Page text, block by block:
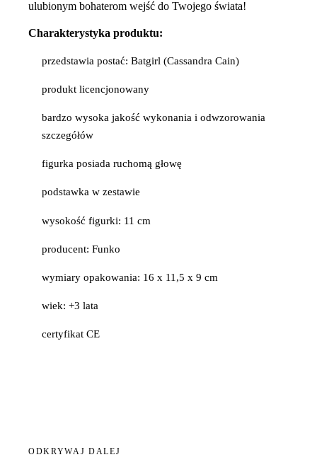
ulubionym bohaterom wejść do Twojego świata!
Charakterystyka produktu:
przedstawia postać: Batgirl (Cassandra Cain)
produkt licencjonowany
bardzo wysoka jakość wykonania i odwzorowania
szczegółów
figurka posiada ruchomą głowę
podstawka w zestawie
wysokość figurki: 11 cm
producent: Funko
wymiary opakowania: 16 x 11,5 x 9 cm
wiek: +3 lata
certyfikat CE
ODKRYWAJ DALEJ